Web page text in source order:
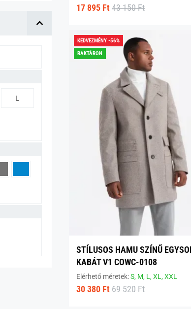
L
17 895 Ft 43 150 Ft
KEDVEZMÉNY -56%
RAKTÁRON
STÍLUSOS HAMU SZÍNŰ
KABÁT V1 COWC-0108
Elérhető méretek:S, M, L,XL,XXL
30 380 Ft 69 520 Ft